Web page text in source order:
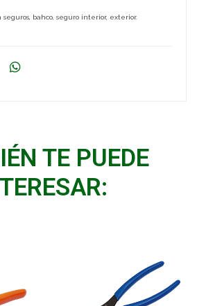
bahco, seguro interior, exterior.
TE PUEDE